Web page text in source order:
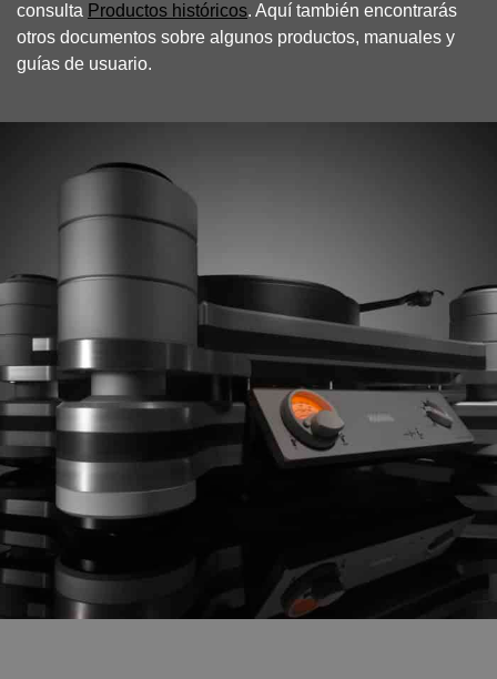
consulta Productos históricos. Aquí también encontrarás
otros documentos sobre algunos productos, manuales y
guías de usuario.